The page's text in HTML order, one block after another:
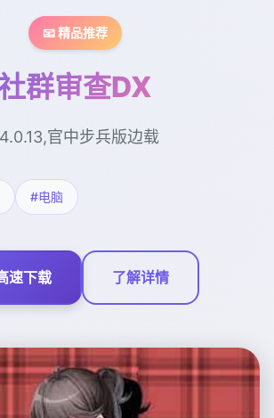
📧 精品推荐
群审查DX
官中步兵版边载
#电脑
速下载 了解详情